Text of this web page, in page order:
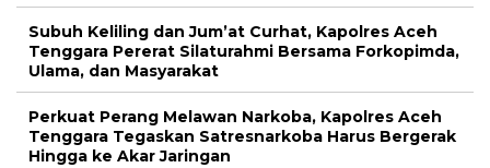
Subuh Keliling dan Jum’at Curhat, Kapolres Aceh
Tenggara Pererat Silaturahmi Bersama Forkopimda,
Ulama, dan Masyarakat
Perkuat Perang Melawan Narkoba, Kapolres Aceh
Tenggara Tegaskan Satresnarkoba Harus Bergerak
Hingga ke Akar Jaringan